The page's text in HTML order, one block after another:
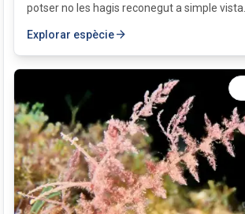
potser no les hagis reconegut a simple vista...
Explorar espèciearrow_forward